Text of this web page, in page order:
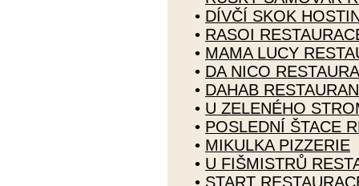
• DÍVČÍ SKOK
• RASOI
• MAMA LUCY
• DA NICO
• DAHAB
• U ZELENÉHO
• POSLEDNÍ ŠTACE
• MIKULKA PIZZERIE
• U FIŠMISTRŮ
• START